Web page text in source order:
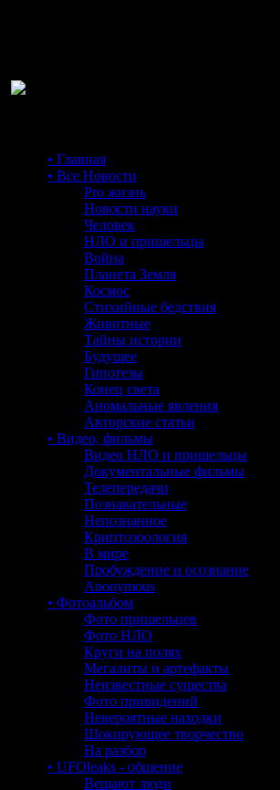
• Главная
• Все Новости
Pro жизнь
Новости науки
Человек
НЛО и пришельцы
Война
Планета Земля
Космос
Стихийные бедствия
Животные
Тайны истории
Будущее
Гипотезы
Конец света
Аномальные явления
Авторские статьи
• Видео, фильмы
Видео НЛО и пришельцы
Документальные фильмы
Телепередачи
Познавательные
Непознанное
Криптозоология
В мире
Пробуждение и осознание
Anonymous
• Фотоальбом
Фото пришельцев
Фото НЛО
Круги на полях
Мегалиты и артефакты
Неизвестные существа
Фото привидений
Невероятные находки
Шокирующее творчество
На разбор
• UFOleaks - общение
Вещают люди